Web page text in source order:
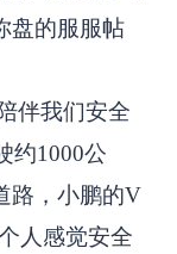
盘的服服帖
伴我们安全
约1000公
路，小鹏的V
人感觉安全